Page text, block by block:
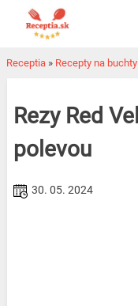
Receptia » Recepty na buchty
Rezy Red Velvet s vanilkovou
polevou
30. 05. 2024